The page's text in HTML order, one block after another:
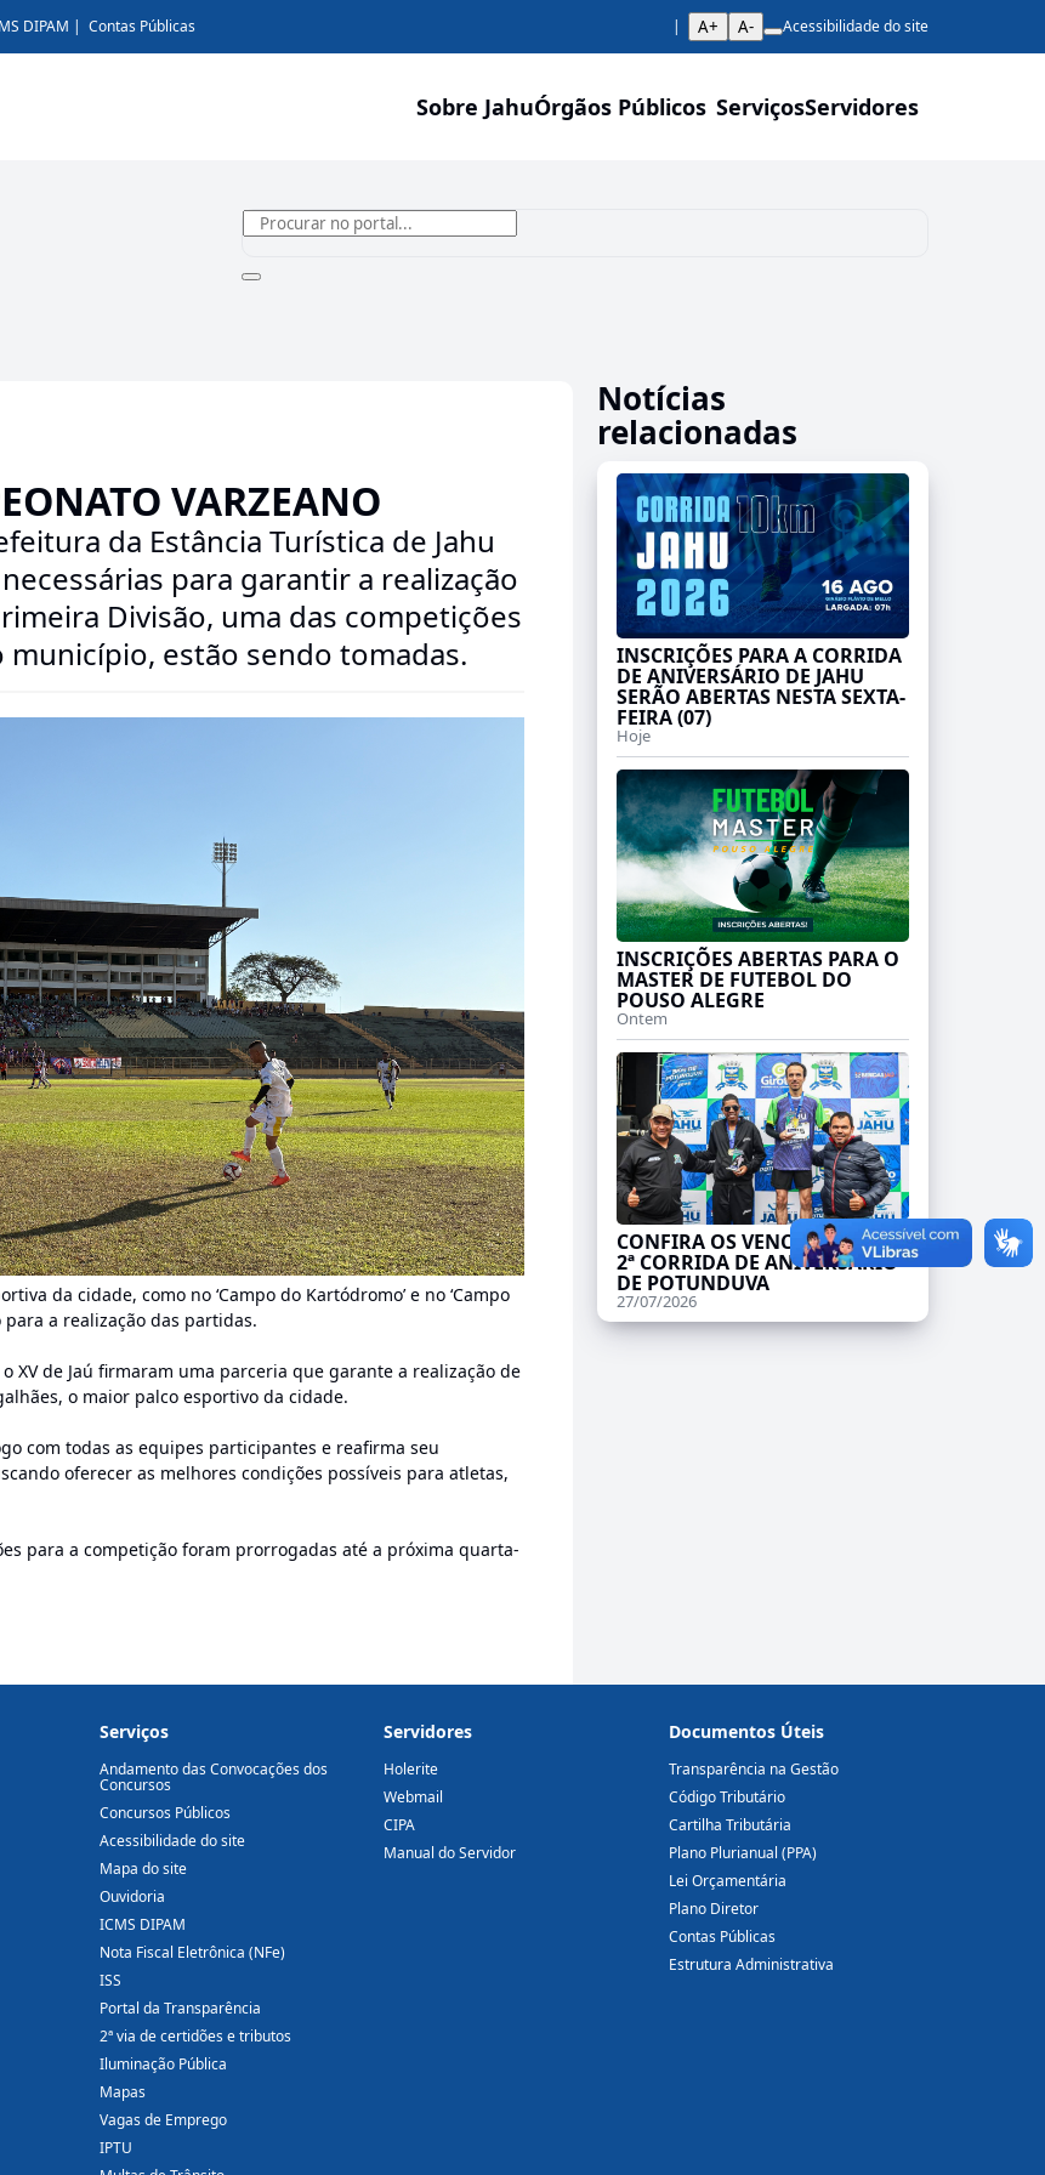
DIPAM Contas Públicas A+ A- Acessibilidade do site
Sobre JahuÓrgãos Públicos ServiçosServidores
VARZEANO
da Estância Turística de Jahu
para garantir a realização
Divisão, uma das competições
estão sendo tomadas.
da cidade, como no ‘Campo do Kartódromo’ e no ‘Campo
a realização das partidas.
de Jaú firmaram uma parceria que garante a realização de
o maior palco esportivo da cidade.
com todas as equipes participantes e reafirma seu
oferecer as melhores condições possíveis para atletas,
para a competição foram prorrogadas até a próxima quarta-
Notícias
relacionadas
INSCRIÇÕES PARA A CORRIDA
DE ANIVERSÁRIO DE JAHU
SERÃO ABERTAS NESTA SEXTA-
FEIRA (07)
Hoje
INSCRIÇÕES ABERTAS PARA O
MASTER DE FUTEBOL DO
POUSO ALEGRE
Ontem
CONFIRA OS VENCEDORES DA
2ª CORRIDA DE ANIVERSÁRIO
DE POTUNDUVA
27/07/2026
Serviços
Andamento das Convocações dos
Concursos
Concursos Públicos
Acessibilidade do site
Mapa do site
Ouvidoria
ICMS DIPAM
Nota Fiscal Eletrônica (NFe)
ISS
Portal da Transparência
2ª via de certidões e tributos
Iluminação Pública
Mapas
Vagas de Emprego
IPTU
Servidores
Holerite
Webmail
CIPA
Manual do Servidor
Documentos Úteis
Transparência na Gestão
Código Tributário
Cartilha Tributária
Plano Plurianual (PPA)
Lei Orçamentária
Plano Diretor
Contas Públicas
Estrutura Administrativa